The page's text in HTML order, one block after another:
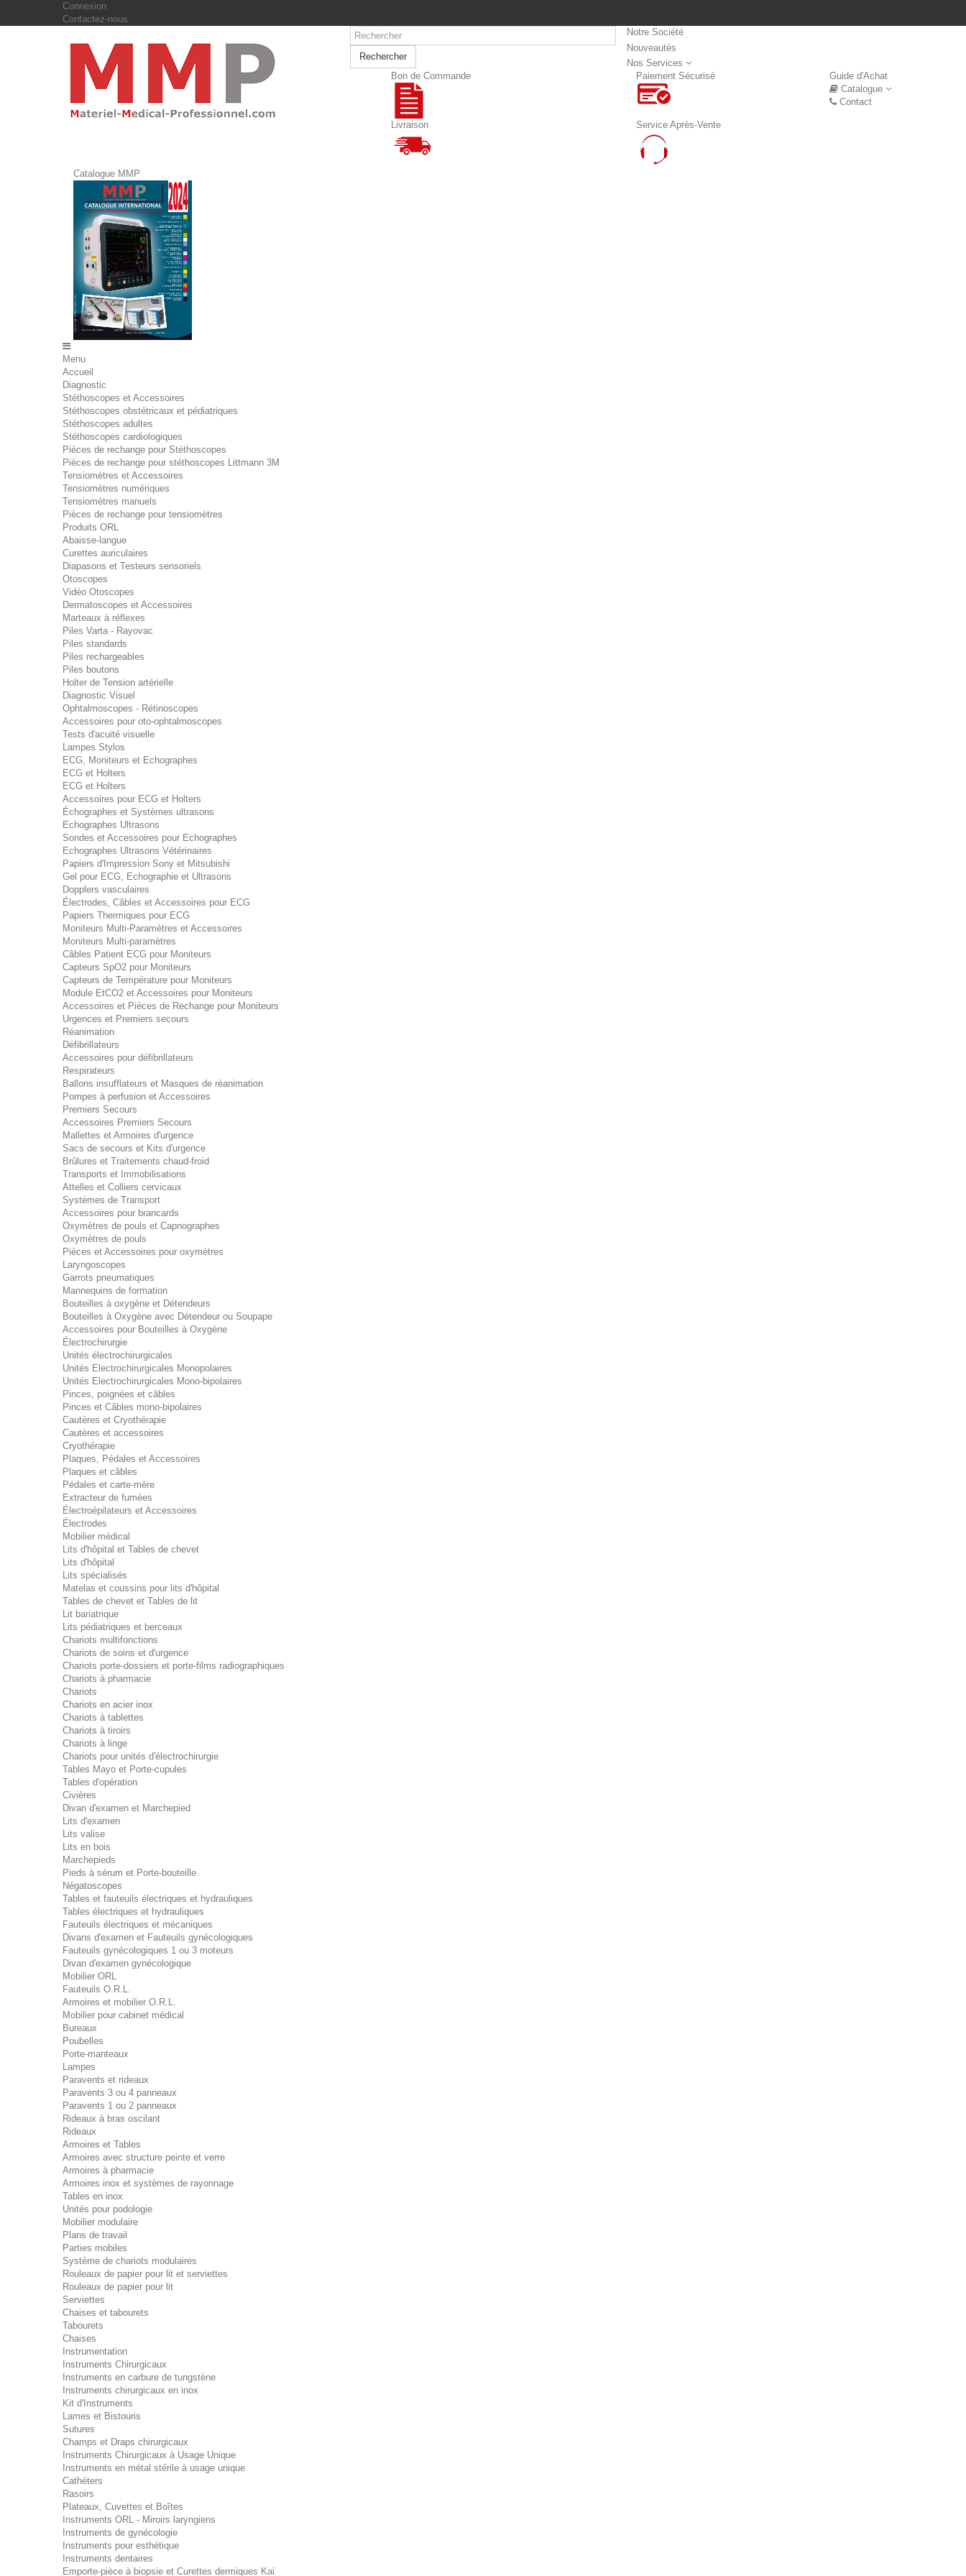
Connexion
Contactez-nous
Rechercher
Notre Société
Nouveautés
Nos Services
Bon de Commande
Paiement Sécurisé
Livraison Service Après-Vente
Guide d'Achat
Catalogue
Catalogue MMP
Contact
Menu
Accueil
Diagnostic
Stéthoscopes et Accessoires
Stéthoscopes obstétricaux et pédiatriques
Stéthoscopes adultes
Stéthoscopes cardiologiques
Pièces de rechange pour Stéthoscopes
Pièces de rechange pour stéthoscopes Littmann 3M
Tensiomètres et Accessoires
Tensiomètres numériques
Tensiomètres manuels
Pièces de rechange pour tensiomètres
Produits ORL
Abaisse-langue
Curettes auriculaires
Diapasons et Testeurs sensoriels
Otoscopes
Vidéo Otoscopes
Dermatoscopes et Accessoires
Marteaux à réflexes
Piles Varta - Rayovac
Piles standards
Piles rechargeables
Piles boutons
Holter de Tension artérielle
Diagnostic Visuel
Ophtalmoscopes - Rétinoscopes
Accessoires pour oto-ophtalmoscopes
Tests d'acuité visuelle
Lampes Stylos
ECG, Moniteurs et Echographes
ECG et Holters
ECG et Holters
Accessoires pour ECG et Holters
Échographes et Systèmes ultrasons
Echographes Ultrasons
Sondes et Accessoires pour Echographes
Echographes Ultrasons Vétérinaires
Papiers d'Impression Sony et Mitsubishi
Gel pour ECG, Echographie et Ultrasons
Dopplers vasculaires
Électrodes, Câbles et Accessoires pour ECG
Papiers Thermiques pour ECG
Moniteurs Multi-Paramètres et Accessoires
Moniteurs Multi-paramètres
Câbles Patient ECG pour Moniteurs
Capteurs SpO2 pour Moniteurs
Capteurs de Température pour Moniteurs
Module EtCO2 et Accessoires pour Moniteurs
Accessoires et Pièces de Rechange pour Moniteurs
Urgences et Premiers secours
Réanimation
Défibrillateurs
Accessoires pour défibrillateurs
Respirateurs
Ballons insufflateurs et Masques de réanimation
Pompes à perfusion et Accessoires
Premiers Secours
Accessoires Premiers Secours
Mallettes et Armoires d'urgence
Sacs de secours et Kits d'urgence
Brûlures et Traitements chaud-froid
Transports et Immobilisations
Attelles et Colliers cervicaux
Systèmes de Transport
Accessoires pour brancards
Oxymètres de pouls et Capnographes
Oxymètres de pouls
Pièces et Accessoires pour oxymètres
Laryngoscopes
Garrots pneumatiques
Mannequins de formation
Bouteilles à oxygène et Détendeurs
Bouteilles à Oxygène avec Détendeur ou Soupape
Accessoires pour Bouteilles à Oxygène
Électrochirurgie
Unités électrochirurgicales
Unités Electrochirurgicales Monopolaires
Unités Electrochirurgicales Mono-bipolaires
Pinces, poignées et câbles
Pinces et Câbles mono-bipolaires
Cautères et Cryothérapie
Cautères et accessoires
Cryothérapie
Plaques, Pédales et Accessoires
Plaques et câbles
Pédales et carte-mère
Extracteur de fumées
Électroépilateurs et Accessoires
Électrodes
Mobilier médical
Lits d'hôpital et Tables de chevet
Lits d'hôpital
Lits spécialisés
Matelas et coussins pour lits d'hôpital
Tables de chevet et Tables de lit
Lit bariatrique
Lits pédiatriques et berceaux
Chariots multifonctions
Chariots de soins et d'urgence
Chariots porte-dossiers et porte-films radiographiques
Chariots à pharmacie
Chariots
Chariots en acier inox
Chariots à tablettes
Chariots à tiroirs
Chariots à linge
Chariots pour unités d'électrochirurgie
Tables Mayo et Porte-cupules
Tables d'opération
Civières
Divan d'examen et Marchepied
Lits d'examen
Lits valise
Lits en bois
Marchepieds
Pieds à sérum et Porte-bouteille
Négatoscopes
Tables et fauteuils électriques et hydrauliques
Tables électriques et hydrauliques
Fauteuils électriques et mécaniques
Divans d'examen et Fauteuils gynécologiques
Fauteuils gynécologiques 1 ou 3 moteurs
Divan d'examen gynécologique
Mobilier ORL
Fauteuils O.R.L.
Armoires et mobilier O.R.L.
Mobilier pour cabinet médical
Bureaux
Poubelles
Porte-manteaux
Lampes
Paravents et rideaux
Paravents 3 ou 4 panneaux
Paravents 1 ou 2 panneaux
Rideaux à bras oscilant
Rideaux
Armoires et Tables
Armoires avec structure peinte et verre
Armoires à pharmacie
Armoires inox et systèmes de rayonnage
Tables en inox
Unités pour podologie
Mobilier modulaire
Plans de travail
Parties mobiles
Système de chariots modulaires
Rouleaux de papier pour lit et serviettes
Rouleaux de papier pour lit
Serviettes
Chaises et tabourets
Tabourets
Chaises
Instrumentation
Instruments Chirurgicaux
Instruments en carbure de tungstène
Instruments chirurgicaux en inox
Kit d'Instruments
Lames et Bistouris
Sutures
Champs et Draps chirurgicaux
Instruments Chirurgicaux à Usage Unique
Instruments en métal stérile à usage unique
Cathéters
Rasoirs
Plateaux, Cuvettes et Boîtes
Instruments ORL - Miroirs laryngiens
Instruments de gynécologie
Instruments pour esthétique
Instruments dentaires
Emporte-pièce à biopsie et Curettes dermiques Kai